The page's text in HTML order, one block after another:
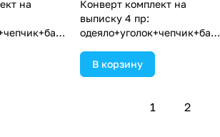
на
Конверт комплект на
выписку 4 пр:
одеяло+уголок+чепчик+бант
ассортименте.
В корзину
1 2